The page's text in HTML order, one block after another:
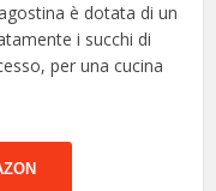
è dotata di un
i succhi di
per una cucina